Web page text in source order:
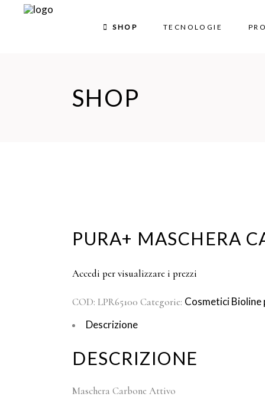
SHOP TECNOLOGIE
SHOP
PURA+ MASCHERA
Accedi per visualizzare i prezzi
COD: LPR65100 Categorie: Cosmetici Bioline
Descrizione
DESCRIZIONE
Maschera Carbone Attivo